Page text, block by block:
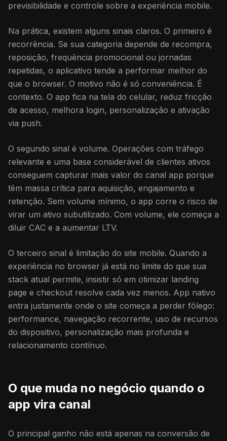
previsibilidade e controle sobre a experiência mobile.
Na prática, existem alguns sinais claros. O primeiro é
recorrência. Se sua categoria depende de recompra,
reposição, frequência promocional ou jornadas
repetidas, o aplicativo tende a performar melhor do
que o browser. O motivo não é só conveniência. É
contexto. O app fica na tela do celular, reduz fricção
de acesso, melhora login, personalização e ativação
via push.
O segundo sinal é volume. Operações com tráfego
relevante e uma base considerável de clientes ativos
conseguem capturar mais valor do canal app porque
têm massa crítica para aquisição, engajamento e
retenção. Sem volume mínimo, o app corre o risco de
virar um ativo subutilizado. Com volume, ele começa a
diluir CAC e a aumentar LTV.
O terceiro sinal é limitação do site mobile. Quando a
experiência no browser já está no limite do que sua
stack atual permite, insistir só em otimizar landing
page e checkout resolve cada vez menos. App nativo
entra justamente onde o site começa a perder fôlego:
performance, navegação recorrente, uso de recursos
do dispositivo, personalização mais profunda e
relacionamento contínuo.
O que muda no negócio quando o
app vira canal
O principal ganho não está apenas na conversão de